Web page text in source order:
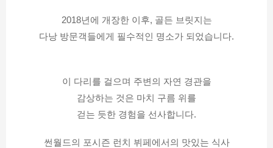
2018년에 개장한 이후, 골든 브릿지는
다낭 방문객들에게 필수적인 명소가 되었습니다.
이 다리를 걸으며 주변의 자연 경관을
감상하는 것은 마치 구름 위를
걷는 듯한 경험을 선사합니다.
썬월드의 포시즌 런치 뷔페에서의 맛있는 식사